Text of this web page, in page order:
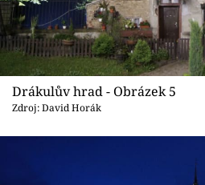
Drákulův hrad - Obrázek 5
Zdroj: David Horák